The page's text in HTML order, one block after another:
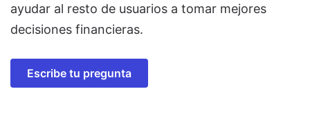
ayudar al resto de usuarios a tomar mejores
decisiones financieras.
Escribe tu pregunta